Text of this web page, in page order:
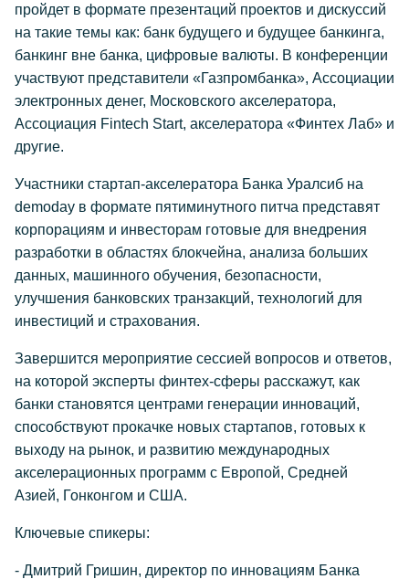
пройдет в формате презентаций проектов и дискуссий
на такие темы как: банк будущего и будущее банкинга,
банкинг вне банка, цифровые валюты. В конференции
участвуют представители «Газпромбанка», Ассоциации
электронных денег, Московского акселератора,
Ассоциация Fintech Start, акселератора «Финтех Лаб» и
другие.
Участники стартап-акселератора Банка Уралсиб на
demoday в формате пятиминутного питча представят
корпорациям и инвесторам готовые для внедрения
разработки в областях блокчейна, анализа больших
данных, машинного обучения, безопасности,
улучшения банковских транзакций, технологий для
инвестиций и страхования.
Завершится мероприятие сессией вопросов и ответов,
на которой эксперты финтех-сферы расскажут, как
банки становятся центрами генерации инноваций,
способствуют прокачке новых стартапов, готовых к
выходу на рынок, и развитию международных
акселерационных программ с Европой, Средней
Азией, Гонконгом и США.
Ключевые спикеры:
- Дмитрий Гришин, директор по инновациям Банка